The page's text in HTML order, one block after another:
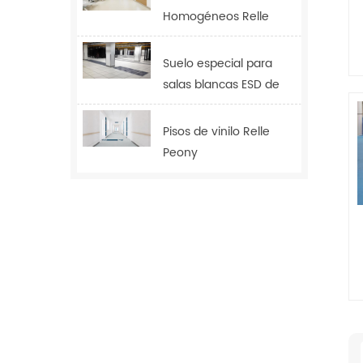
Homogéneos Relle
Tulip
Suelo especial para
salas blancas ESD de
2,0 mm
Pisos de vinilo Relle
Peony